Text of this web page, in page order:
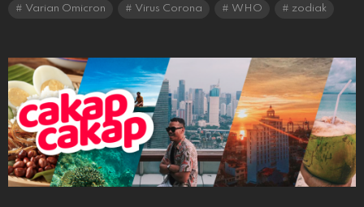
Varian Omicron Virus Corona WHO zodiak